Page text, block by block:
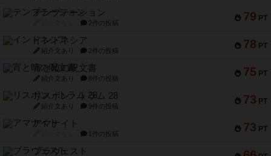
79 PT
テンプテーション
2件の投稿
78 PT
インドネシア
紹介文あり 2件の投稿
75 PT
宵と暁の呪文書
紹介文あり 8件の投稿
73 PT
リスボン・トラム 28
紹介文あり 9件の投稿
73 PT
アマナイト
1件の投稿
ブラヴェスト